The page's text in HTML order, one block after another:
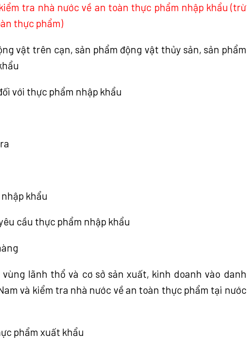
tra nhà nước về an toàn thực phẩm nhập khẩu (trừ
thực phẩm)
vật trên cạn, sản phẩm động vật thủy sản, sản phẩm
với thực phẩm nhập khẩu
khẩu
cầu thực phẩm nhập khẩu
lãnh thổ và cơ sở sản xuất, kinh doanh vào danh
và kiểm tra nhà nước về an toàn thực phẩm tại nước
phẩm xuất khẩu